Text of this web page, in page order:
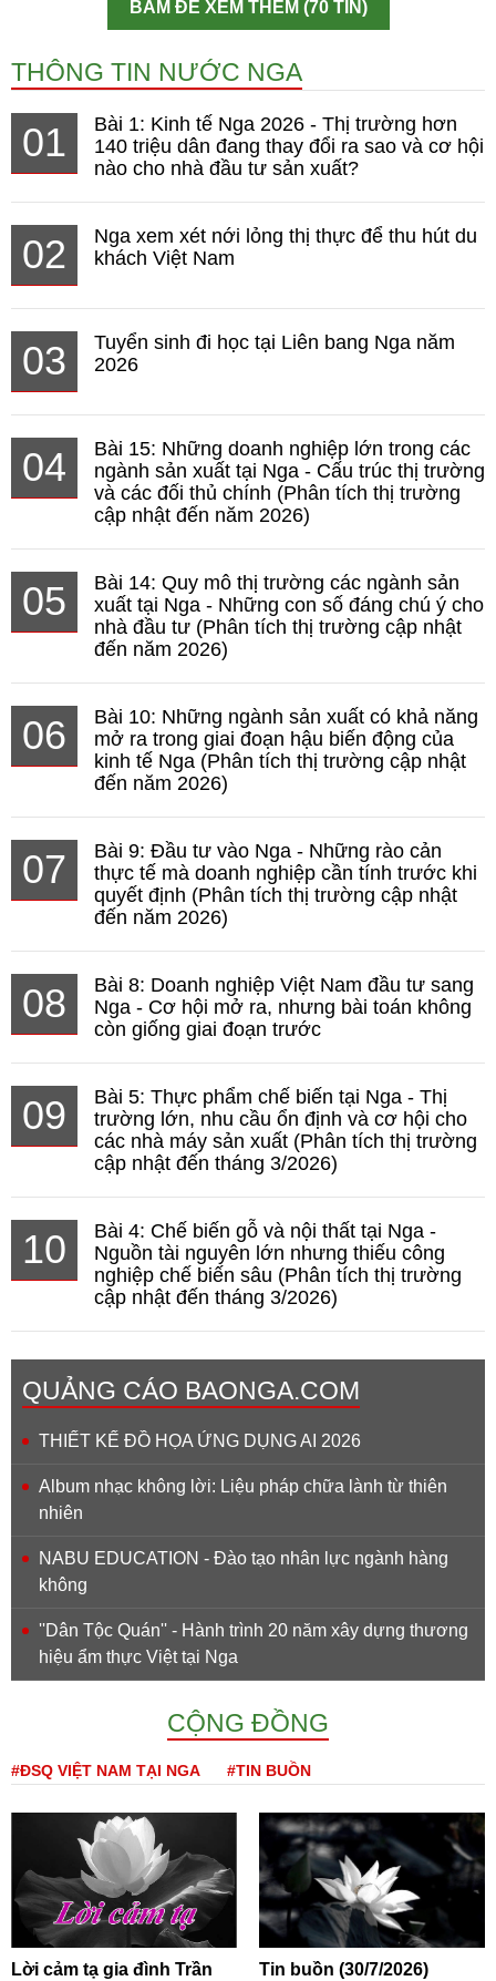
BẤM ĐỂ XEM THÊM (70 TIN)
THÔNG TIN NƯỚC NGA
01
Bài 1: Kinh tế Nga 2026 - Thị trường hơn
140 triệu dân đang thay đổi ra sao và cơ hội
nào cho nhà đầu tư sản xuất?
02
Nga xem xét nới lỏng thị thực để thu hút du
khách Việt Nam
03
Tuyển sinh đi học tại Liên bang Nga năm
2026
04
Bài 15: Những doanh nghiệp lớn trong các
ngành sản xuất tại Nga - Cấu trúc thị trường
và các đối thủ chính (Phân tích thị trường
cập nhật đến năm 2026)
05
Bài 14: Quy mô thị trường các ngành sản
xuất tại Nga - Những con số đáng chú ý cho
nhà đầu tư (Phân tích thị trường cập nhật
đến năm 2026)
06
Bài 10: Những ngành sản xuất có khả năng
mở ra trong giai đoạn hậu biến động của
kinh tế Nga (Phân tích thị trường cập nhật
đến năm 2026)
07
Bài 9: Đầu tư vào Nga - Những rào cản
thực tế mà doanh nghiệp cần tính trước khi
quyết định (Phân tích thị trường cập nhật
đến năm 2026)
08
Bài 8: Doanh nghiệp Việt Nam đầu tư sang
Nga - Cơ hội mở ra, nhưng bài toán không
còn giống giai đoạn trước
09
Bài 5: Thực phẩm chế biến tại Nga - Thị
trường lớn, nhu cầu ổn định và cơ hội cho
các nhà máy sản xuất (Phân tích thị trường
cập nhật đến tháng 3/2026)
10
Bài 4: Chế biến gỗ và nội thất tại Nga -
Nguồn tài nguyên lớn nhưng thiếu công
nghiệp chế biến sâu (Phân tích thị trường
cập nhật đến tháng 3/2026)
QUẢNG CÁO BAONGA.COM
THIẾT KẾ ĐỒ HỌA ỨNG DỤNG AI 2026
Album nhạc không lời: Liệu pháp chữa lành từ thiên
nhiên
NABU EDUCATION - Đào tạo nhân lực ngành hàng
không
''Dân Tộc Quán'' - Hành trình 20 năm xây dựng thương
hiệu ẩm thực Việt tại Nga
CỘNG ĐỒNG
#ĐSQ VIỆT NAM TẠI NGA #TIN BUỒN
Lời cảm tạ gia đình Trần
Tin buồn (30/7/2026)